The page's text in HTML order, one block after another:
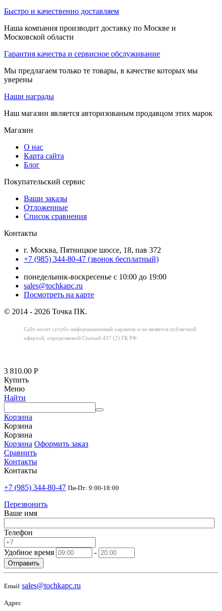
Быстро и качественно доставляем
Наша компания производит доставку по Москве и
Московской области
Гарантия качества и сервисное обслуживание
Мы предлагаем только те товары, в качестве которых мы
уверены
Наши награды
Наш магазин является авторизованым продавцом этих марок
Магазин
О нас
Карта сайта
Блог
Покупательский сервис
Ваши заказы
Отложенные
Список сравнения
Контакты
г. Москва, Пятницкое шоссе, 18, пав 372
+7 (985) 344-80-47 (звонок бесплатный)
понедельник-воскресенье с 10:00 до 19:00
sales@tochkapc.ru
Посмотреть на карте
© 2014 - 2026 Точка ПК.
Сайт носит сугубо информационный характер и не является публичной
офертой, определяемой Статьей 437 (2) ГК РФ.
3 810.00 Р
Купить
Меню
Найти
Корзина
Корзина
Корзина
Корзина Оформить заказ
Сравнить
Контакты
Контакты
+7 (985) 344-80-47 Пн-Пт: 9:00-18:00
Перезвонить
Ваше имя
Телефон
Удобное время -
Отправить
Email sales@tochkapc.ru
Адрес